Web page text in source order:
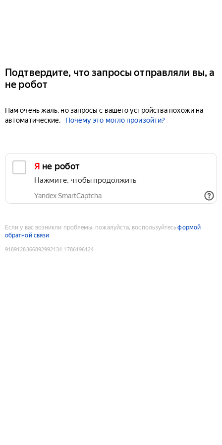
Подтвердите, что запросы отправляли вы, а
не робот
Нам очень жаль, но запросы с вашего устройства похожи на
автоматические.
Почему это могло произойти?
Я не робот
Нажмите, чтобы продолжить
Yandex SmartCaptcha
Если у вас возникли проблемы, пожалуйста, воспользуйтесьформой
обратной связи
9189128366892992134:1786196124